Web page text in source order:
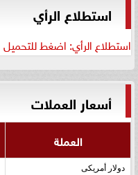
استطلاع الرأي
استطلاع الرأي: اضغط للتحميل
أسعار العملات
العملة
دولار أمريكى